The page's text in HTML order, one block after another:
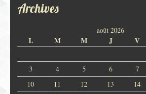
Archives
août 2026
L M M J V
3
4 5 6 7
10
11 12 13 14